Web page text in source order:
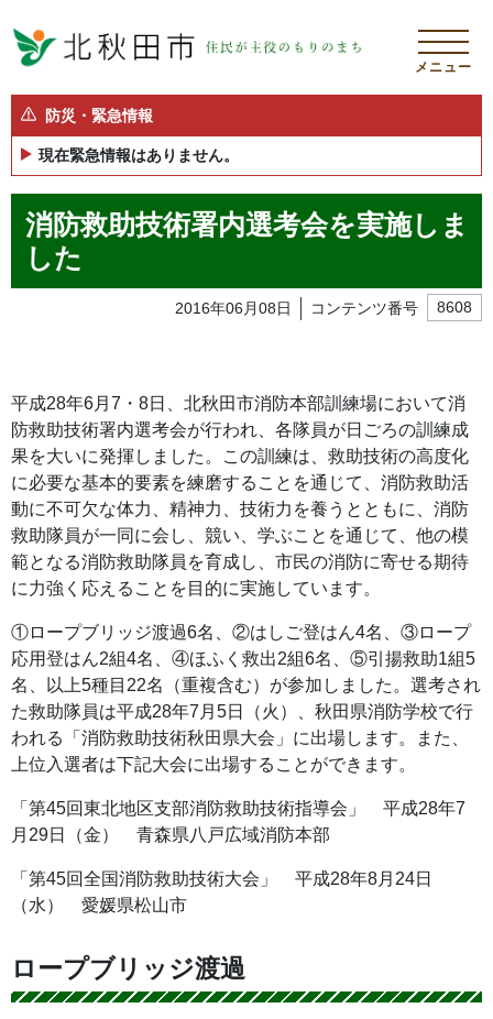
メニュー
防災・緊急情報
現在緊急情報はありません。
消防救助技術署内選考会を実施しま
した
2016年06月08日 コンテンツ番号 8608
平成28年6月7・8日、北秋田市消防本部訓練場において消
防救助技術署内選考会が行われ、各隊員が日ごろの訓練成
果を大いに発揮しました。この訓練は、救助技術の高度化
に必要な基本的要素を練磨することを通じて、消防救助活
動に不可欠な体力、精神力、技術力を養うとともに、消防
救助隊員が一同に会し、競い、学ぶことを通じて、他の模
範となる消防救助隊員を育成し、市民の消防に寄せる期待
に力強く応えることを目的に実施しています。
①ロープブリッジ渡過6名、②はしご登はん4名、③ロープ
応用登はん2組4名、④ほふく救出2組6名、⑤引揚救助1組5
名、以上5種目22名（重複含む）が参加しました。選考され
た救助隊員は平成28年7月5日（火）、秋田県消防学校で行
われる「消防救助技術秋田県大会」に出場します。また、
上位入選者は下記大会に出場することができます。
「第45回東北地区支部消防救助技術指導会」 平成28年7
月29日（金） 青森県八戸広域消防本部
「第45回全国消防救助技術大会」 平成28年8月24日
（水） 愛媛県松山市
ロープブリッジ渡過